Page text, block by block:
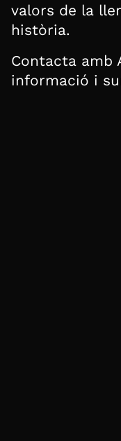
valors de la
història.
Contacta amb
informació i